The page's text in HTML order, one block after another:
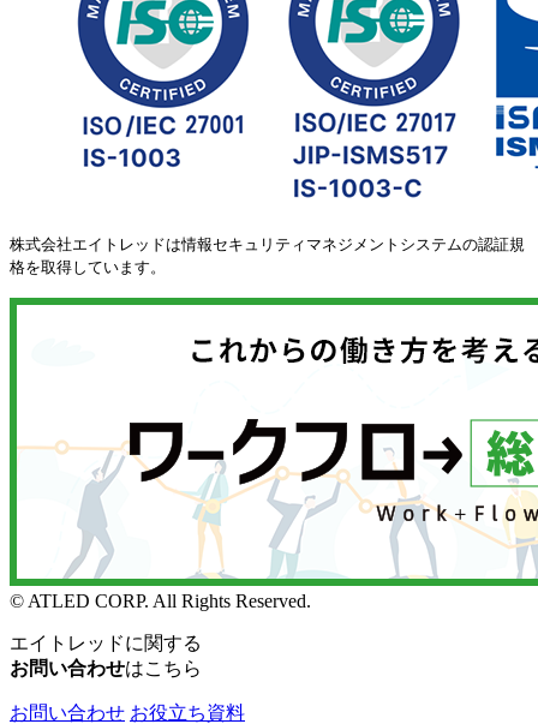
株式会社エイトレッドは情報セキュリティマネジメントシステムの認証規
格を取得しています。
© ATLED CORP. All Rights Reserved.
エイトレッドに関する
お問い合わせはこちら
お問い合わせ お役立ち資料